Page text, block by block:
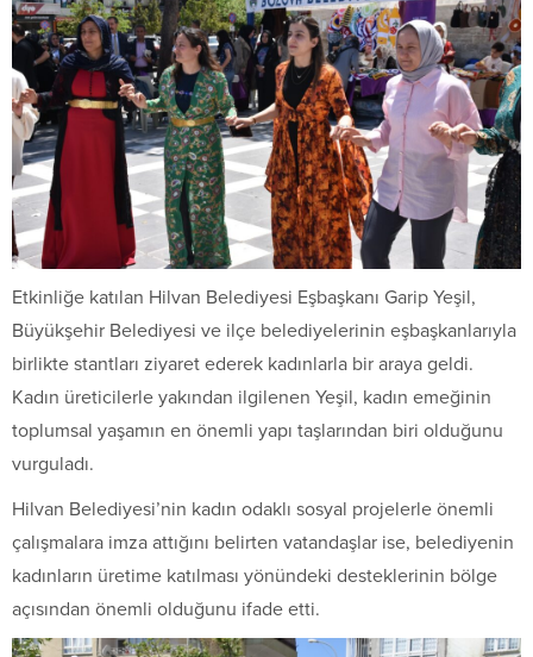
Etkinliğe katılan Hilvan Belediyesi Eşbaşkanı Garip Yeşil,
Büyükşehir Belediyesi ve ilçe belediyelerinin eşbaşkanlarıyla
birlikte stantları ziyaret ederek kadınlarla bir araya geldi.
Kadın üreticilerle yakından ilgilenen Yeşil, kadın emeğinin
toplumsal yaşamın en önemli yapı taşlarından biri olduğunu
vurguladı.
Hilvan Belediyesi’nin kadın odaklı sosyal projelerle önemli
çalışmalara imza attığını belirten vatandaşlar ise, belediyenin
kadınların üretime katılması yönündeki desteklerinin bölge
açısından önemli olduğunu ifade etti.